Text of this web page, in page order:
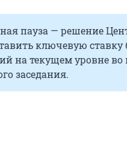
пауза — решение
ключевую ставку
на текущем уровне во
заседания.